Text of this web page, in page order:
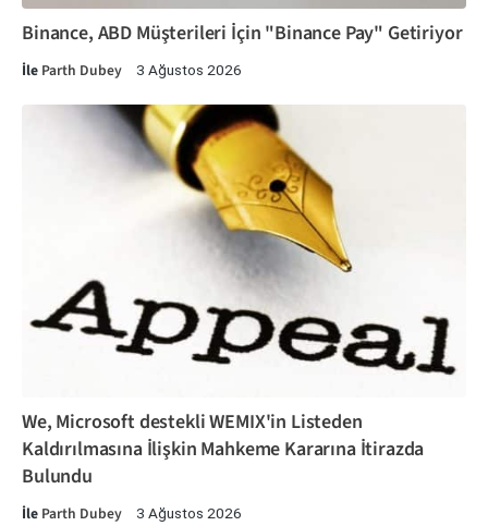
Binance, ABD Müşterileri İçin "Binance Pay" Getiriyor
İle Parth Dubey 3 Ağustos 2026
We, Microsoft destekli WEMIX'in Listeden
Kaldırılmasına İlişkin Mahkeme Kararına İtirazda
Bulundu
İle Parth Dubey 3 Ağustos 2026